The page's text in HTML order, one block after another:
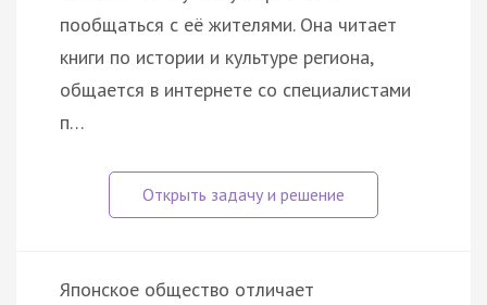
пообщаться с её жителями. Она читает
книги по истории и культуре региона,
общается в интернете со специалистами
п…
Японское общество отличает